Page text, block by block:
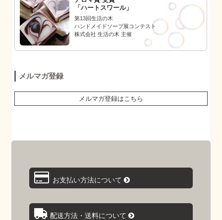
「ハートスワール」
第13回生活の木
ハンドメイドソープ展コンテスト
株式会社 生活の木 主催
メルマガ登録
メルマガ登録はこちら
お支払い方法について
配送方法・送料について